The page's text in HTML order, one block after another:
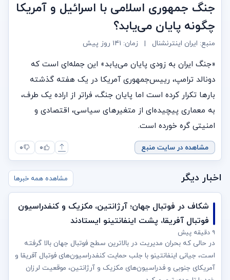
جنگ جمهوری اسلامی با اسرائیل و آمریکا
چگونه پایان می‌یابد؟
منبع: ایران اینترنشنال | زمان: ۱۴۱ روز پیش
«جنگ ایران به زودی پایان می‌یابد» این جمله‌ای است که
دونالد ترامپ، ریيس‌جمهوری آمریکا در یک هفته گذشته
بارها تکرار کرده است اما پایان جنگ، فراتر از اراده یک طرف،
به معماری پیچیده‌ای از متغیرهای سیاسی، اقتصادی و
امنیتی گره خورده است.
مشاهده در سایت منبع ۰ ۰
اخبار دیگر مشاهده همه خبرها
شکاف در فوتبال جهان؛ آرژانتین، مکزیک و کنفدراسیون
فوتبال آفریقا، پشت اینفانتینو ایستادند
۹ دقیقه پیش
در حالی‌ که بحران مدیریت در بالاترین سطح فوتبال جهان بالا گرفته
است، جیانی اینفانتینو با جلب حمایت کنفدراسیون‌های فوتبال آفریقا و
آمریکای جنوبی و فدراسیون‌های مکزیک و آرژانتین، موقعیت لرزان